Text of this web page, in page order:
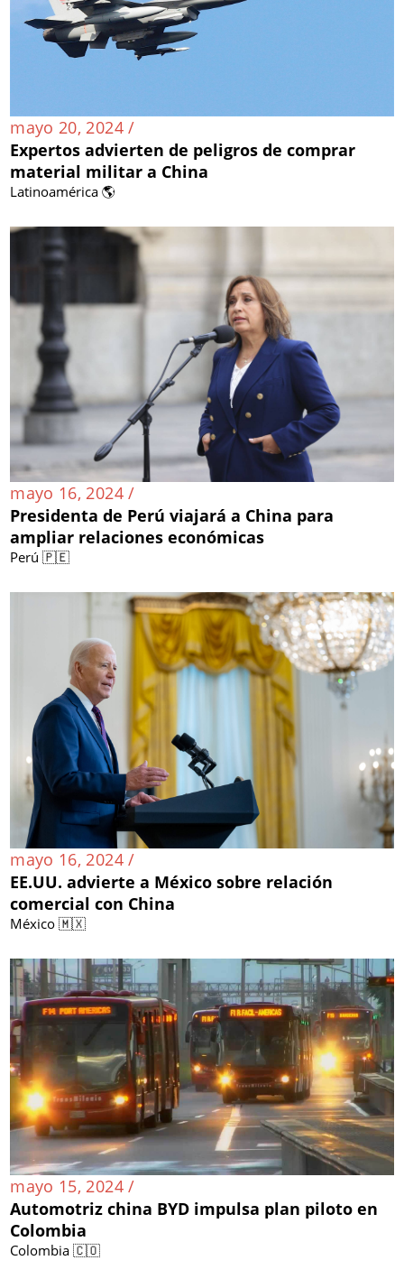
mayo 20, 2024 /
Expertos advierten de peligros de comprar
material militar a China
Latinoamérica 🌎
mayo 16, 2024 /
Presidenta de Perú viajará a China para
ampliar relaciones económicas
Perú 🇵🇪
mayo 16, 2024 /
EE.UU. advierte a México sobre relación
comercial con China
México 🇲🇽
mayo 15, 2024 /
Automotriz china BYD impulsa plan piloto en
Colombia
Colombia 🇨🇴